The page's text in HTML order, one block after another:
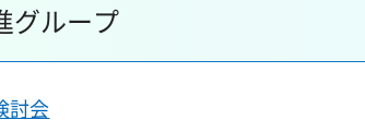
グループ
討会